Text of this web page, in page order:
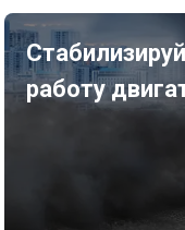
работу